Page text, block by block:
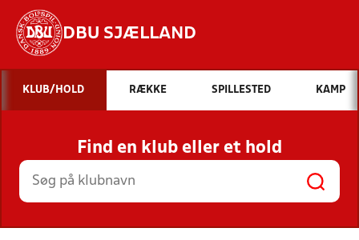
DBU SJÆLLAND
Hvad vil du søge efter?
INDHOLD OG NYHEDER
STILLINGER, RESULTATER, KLUBBER OG
HOLD
KLUB/HOLD RÆKKE SPILLESTED KAMP
Find en klub eller et hold